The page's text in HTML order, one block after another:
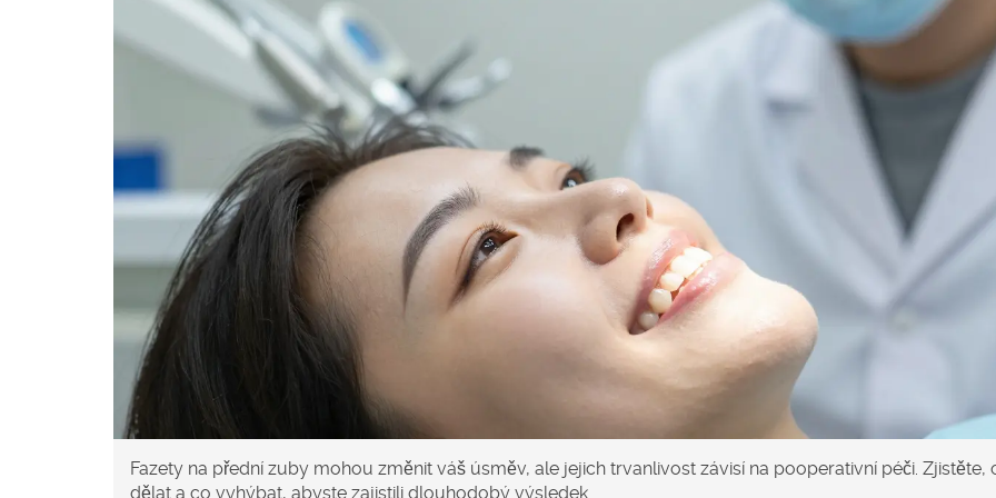
Fazety na přední zuby mohou změnit váš úsměv, ale jejich trvanlivost závisí na pooperativní péči. Zjistěte,
dělat a co vyhýbat, abyste zajistili dlouhodobý výsledek.